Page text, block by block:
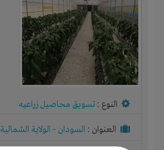
النوع : تسويق محاصيل زراعيه
العنوان : السودان - الولاية الشمالية